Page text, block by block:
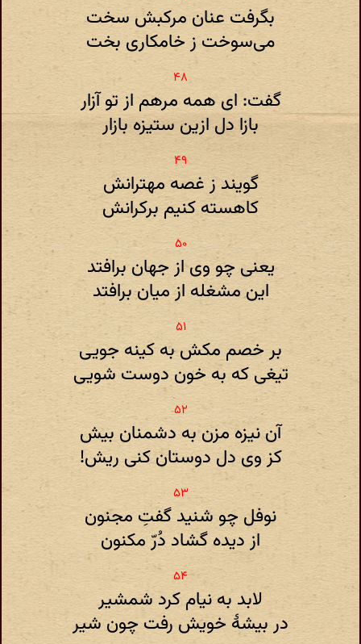
بگرفت عنان مرکبش سخت
می‌سوخت ز خامکاری بخت
گفت: ای همه مرهم از تو آزار
بازا دل ازین ستیزه بازار
گویند ز غصه مهترانش
کاهسته کنیم برکرانش
یعنی چو وی از جهان برافتد
این مشغله از میان برافتد
بر خصم مکش به کینه جویی
تیغی که به خون دوست شویی
آن نیزه مزن به دشمنان بیش
کز وی دل دوستان کنی ریش!
نوفل چو شنید گفتِ مجنون
از دیده گشاد دُرّ مکنون
لابد به نیام کرد شمشیر
در بیشهٔ خویش رفت چون شیر